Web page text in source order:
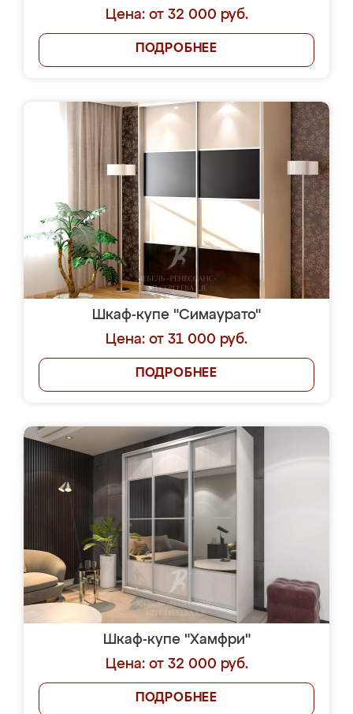
Цена: от 32 000 руб.
ПОДРОБНЕЕ
Шкаф-купе "Симаурато"
Цена: от 31 000 руб.
ПОДРОБНЕЕ
Шкаф-купе "Хамфри"
Цена: от 32 000 руб.
ПОДРОБНЕЕ